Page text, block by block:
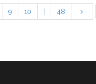
9 10 48